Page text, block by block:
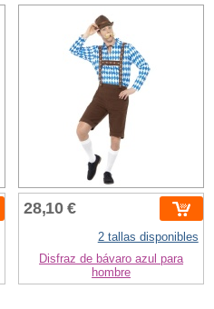
28,10 €
2 tallas disponibles
Disfraz de bávaro azul para
hombre